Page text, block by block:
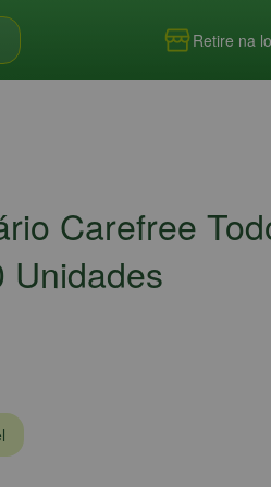
Retire na
Carefree
Unidades